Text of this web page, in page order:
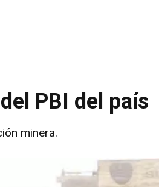
PBI del país
minera.